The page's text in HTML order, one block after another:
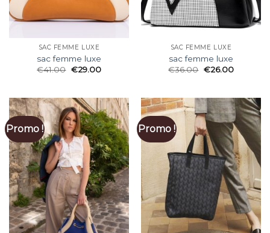
SAC FEMME LUXE
sac femme luxe
€41.00 €29.00
SAC FEMME LUXE
sac femme luxe
€36.00 €26.00
Promo ! Promo !